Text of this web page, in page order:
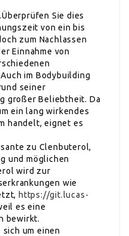
Sie dies
von ein bis
zum Nachlassen
Einnahme von
im Bodybuilding
seiner
großer Beliebtheit. Da
ein lang wirkendes
handelt, eignet es
zu Clenbuterol,
und möglichen
wird zur
wie
https://git.lucas-
es eine
bewirkt.
um einen